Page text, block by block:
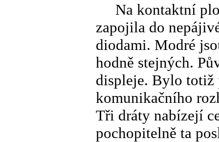
Na kontaktní
zapojila do
diodami. Modré
hodně stejných.
displeje. Bylo totiž
komunikačního
Tři dráty nabízejí
pochopitelně ta